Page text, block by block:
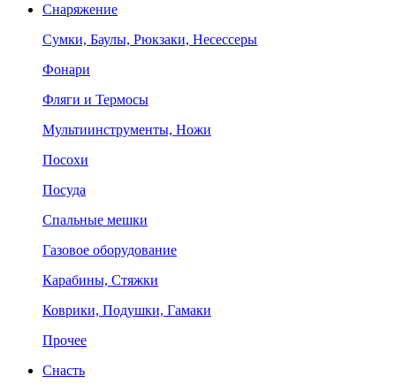
Снаряжение
Сумки, Баулы, Рюкзаки, Несессеры
Фонари
Фляги и Термосы
Мультиинструменты, Ножи
Посохи
Посуда
Спальные мешки
Газовое оборудование
Карабины, Стяжки
Коврики, Подушки, Гамаки
Прочее
Снасть